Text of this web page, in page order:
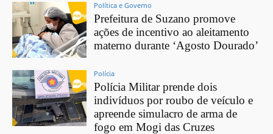
Política e Governo
Prefeitura de Suzano promove
ações de incentivo ao aleitamento
materno durante ‘Agosto Dourado’
Polícia
Polícia Militar prende dois
indivíduos por roubo de veículo e
apreende simulacro de arma de
fogo em Mogi das Cruzes